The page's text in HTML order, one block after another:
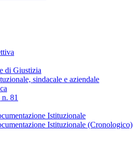
di Giustizia
sindacale e aziendale
81
Istituzionale
Istituzionale (Cronologico)